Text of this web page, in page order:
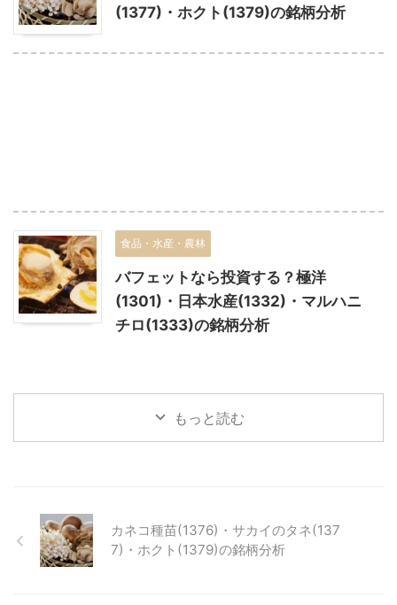
(1377)・ホクト(1379)の銘柄分析
食品・水産・農林
バフェットなら投資する？極洋
(1301)・日本水産(1332)・マルハニ
チロ(1333)の銘柄分析
もっと読む
カネコ種苗(1376)・サカイのタネ(137
7)・ホクト(1379)の銘柄分析